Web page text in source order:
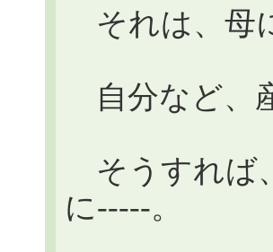
それは、母
自分など、
そうすれば
に-----。